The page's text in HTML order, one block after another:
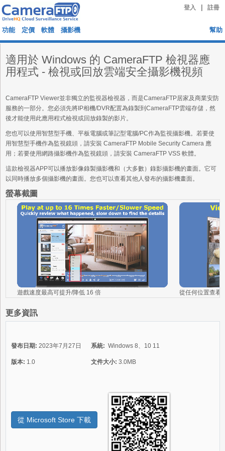
登入 註冊
功能 定價 軟體 攝影機 幫助
適用於 Windows 的 CameraFTP 檢視器應
用程式 - 檢視或回放雲端安全攝影機視頻
CameraFTP Viewer並非獨立的監視器檢視器，而是CameraFTP居家及商業安防
服務的一部分。您必須先將IP相機/DVR配置為錄製到CameraFTP雲端存儲，然
後才能使用此應用程式檢視或回放錄製的影片。
您也可以使用智慧型手機、平板電腦或筆記型電腦/PC作為監視攝影機。若要使
用智慧型手機作為監視鏡頭，請安裝 CameraFTP Mobile Security Camera 應
用；若要使用網路攝影機作為監視鏡頭，請安裝 CameraFTP VSS 軟體。
這款檢視器APP可以播放影像錄製攝影機和（大多數）錄影攝影機的畫面。它可
以同時播放多個攝影機的畫面。您也可以查看其他人發布的攝影機畫面。
螢幕截圖
遊戲速度最高可提升/降低 16 倍 從任何位置查看
更多資訊
發布日期: 2023年7月27日
版本: 1.0
系統: Windows 8、10 11
文件大小: 3.0MB
從 Microsoft Store 下載